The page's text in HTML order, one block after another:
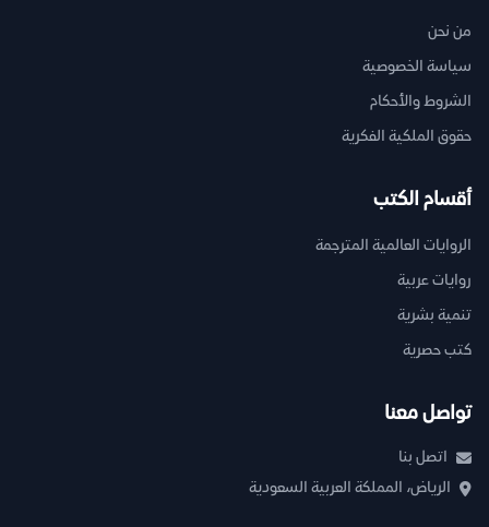
من نحن
سياسة الخصوصية
الشروط والأحكام
حقوق الملكية الفكرية
أقسام الكتب
الروايات العالمية المترجمة
روايات عربية
تنمية بشرية
كتب حصرية
تواصل معنا
اتصل بنا
الرياض، المملكة العربية السعودية